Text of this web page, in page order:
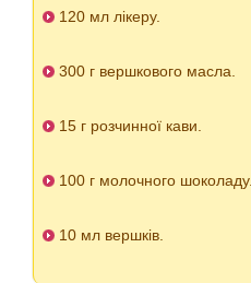
120 мл лікеру.
300 г вершкового масла.
15 г розчинної кави.
100 г молочного шоколаду.
10 мл вершків.